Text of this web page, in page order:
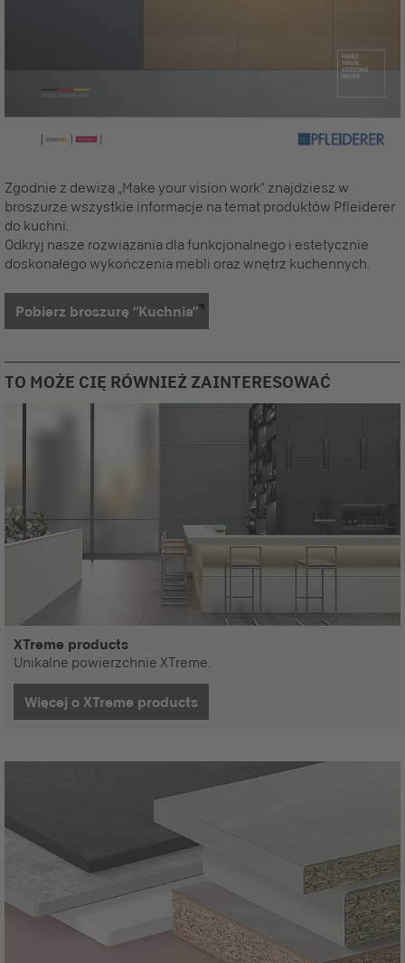
Zgodnie z dewizą „Make your vision work” znajdziesz w
broszurze wszystkie informacje na temat produktów Pfleiderer
do kuchni.
Odkryj nasze rozwiązania dla funkcjonalnego i estetycznie
doskonałego wykończenia mebli oraz wnętrz kuchennych.
Pobierz broszurę “Kuchnia”
TO MOŻE CIĘ RÓWNIEŻ ZAINTERESOWAĆ
XTreme products
Unikalne powierzchnie XTreme.
Więcej o XTreme products